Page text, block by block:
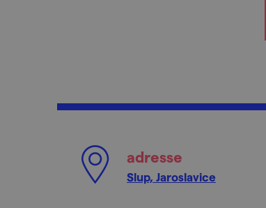
adresse
Slup, Jaroslavice